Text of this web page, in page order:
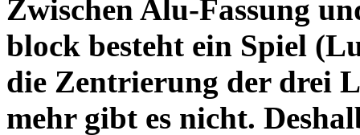
Zwischen Alu-Fassung
block besteht ein Spiel
die Zentrierung der drei
mehr gibt es nicht.